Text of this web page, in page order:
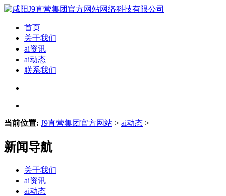
首页
关于我们
ai资讯
ai动态
联系我们
当前位置: J9直营集团官方网站 > ai动态 >
新闻导航
关于我们
ai资讯
ai动态